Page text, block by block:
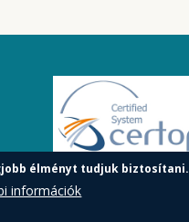
élményt tudjuk biztosítani.
információk